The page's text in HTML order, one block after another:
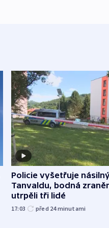
Policie vyšetřuje
Tanvaldu, bodná
utrpěli tři lidé
17:03 před 24minutami